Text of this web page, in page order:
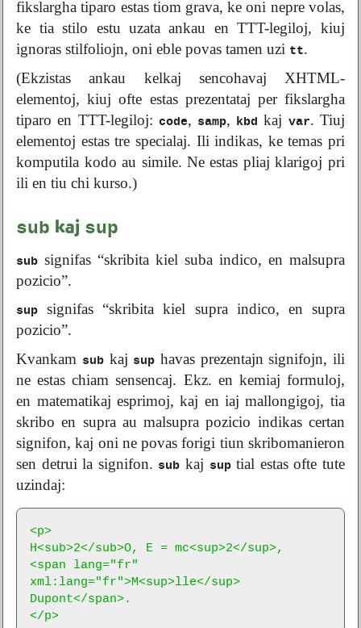
fikslargha tiparo estas tiom grava, ke oni nepre volas,
ke tia stilo estu uzata ankau en TTT-legiloj, kiuj
ignoras stilfoliojn, oni eble povas tamen uzi tt.
(Ekzistas ankau kelkaj sencohavaj XHTML-
elementoj, kiuj ofte estas prezentataj per fikslargha
tiparo en TTT-legiloj: code, samp, kbd kaj var. Tiuj
elementoj estas tre specialaj. Ili indikas, ke temas pri
komputila kodo au simile. Ne estas pliaj klarigoj pri
ili en tiu chi kurso.)
sub kaj sup
sub signifas “skribita kiel suba indico, en malsupra
pozicio”.
sup signifas “skribita kiel supra indico, en supra
pozicio”.
Kvankam subkaj sup havas prezentajn signifojn, ili
ne estas chiam sensencaj. Ekz. en kemiaj formuloj,
en matematikaj esprimoj, kaj en iaj mallongigoj, tia
skribo en supra au malsupra pozicio indikas certan
signifon, kaj oni ne povas forigi tiun skribomanieron
sen detrui la signifon. sub kaj suptial estas ofte tute
uzindaj:
<p>
H<sub>2</sub>O, E = mc<sup>2</sup>,
<span lang="fr"
xml:lang="fr">M<sup>lle</sup>
Dupont</span>.
</p>